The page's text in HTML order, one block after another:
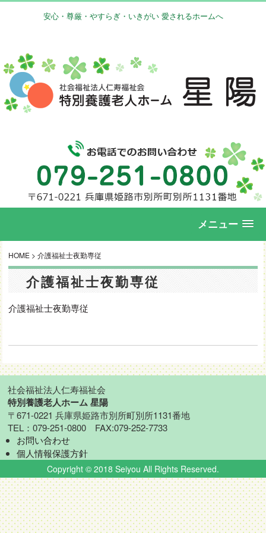
安心・尊厳・やすらぎ・いきがい 愛されるホームへ
メニュー
HOME >介護福祉士夜勤専従
介護福祉士夜勤専従
介護福祉士夜勤専従
社会福祉法人仁寿福祉会
特別養護老人ホーム 星陽
〒671-0221 兵庫県姫路市別所町別所1131番地
TEL：079-251-0800 FAX:079-252-7733
お問い合わせ
個人情報保護方針
Copyright © 2018 Seiyou All Rights Reserved.